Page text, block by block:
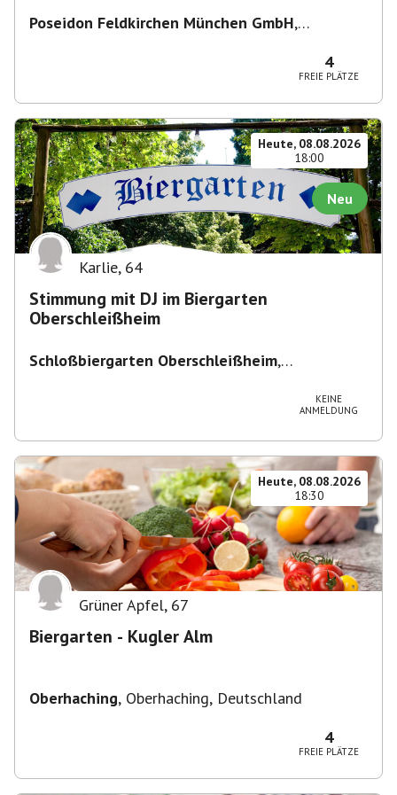
Poseidon Feldkirchen München GmbH,
4
FREIE PLÄTZE
Heute, 08.08.2026
18:00
Neu
Karlie, 64
Stimmung mit DJ im Biergarten
Oberschleißheim
Schloßbiergarten Oberschleißheim,
KEINE
ANMELDUNG
Heute, 08.08.2026
18:30
Grüner Apfel, 67
Biergarten - Kugler Alm
Oberhaching, Oberhaching, Deutschland
4
FREIE PLÄTZE